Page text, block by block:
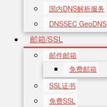
国内DNS解析服务
DNSSEC GeoDNS
邮箱/SSL
邮件邮箱
免费邮箱
SSL证书
免费SSL